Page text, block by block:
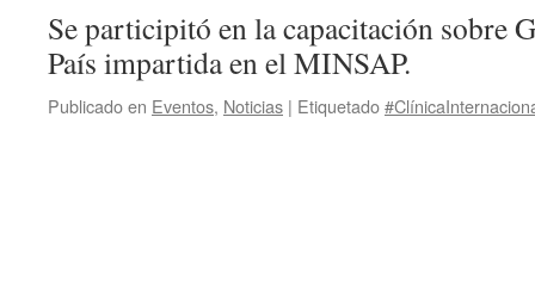
Se participitó en la capacitación sobre
País impartida en el MINSAP.
Publicado en Eventos, Noticias | Etiquetado